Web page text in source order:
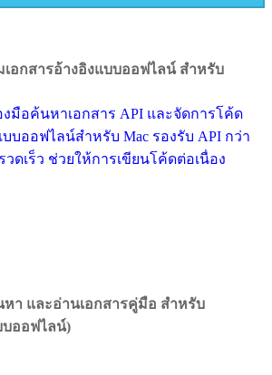
อกสารอ้างอิงแบบออฟไลน์ สำหรับ
งมือค้นหาเอกสาร API และจัดการโค้ด
บบออฟไลน์สำหรับ Mac รองรับ API กว่า
วดเร็ว ช่วยให้การเขียนโค้ดต่อเนื่อง
หา และอ่านเอกสารคู่มือ สำหรับ
บออฟไลน์)